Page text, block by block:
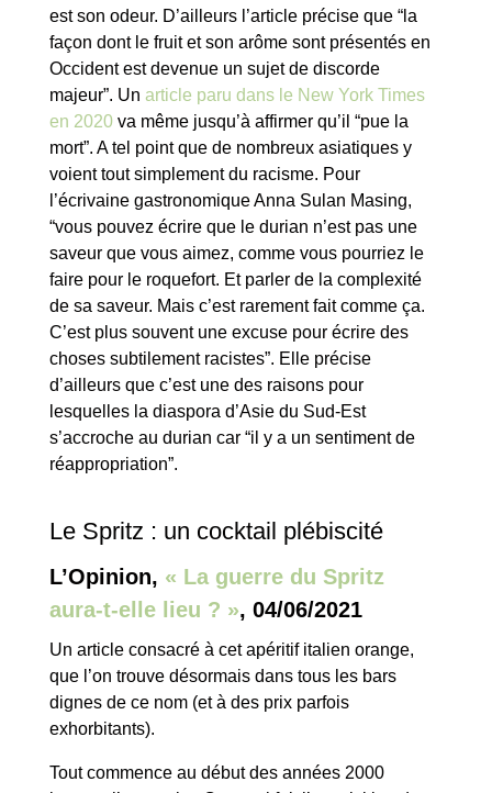
est son odeur. D’ailleurs l’article précise que “la
façon dont le fruit et son arôme sont présentés en
Occident est devenue un sujet de discorde
majeur”. Un article paru dans le New York Times
en 2020va même jusqu’à affirmer qu’il “pue la
mort”. A tel point que de nombreux asiatiques y
voient tout simplement du racisme. Pour
l’écrivaine gastronomique Anna Sulan Masing,
“vous pouvez écrire que le durian n’est pas une
saveur que vous aimez, comme vous pourriez le
faire pour le roquefort. Et parler de la complexité
de sa saveur. Mais c’est rarement fait comme ça.
C’est plus souvent une excuse pour écrire des
choses subtilement racistes”. Elle précise
d’ailleurs que c’est une des raisons pour
lesquelles la diaspora d’Asie du Sud-Est
s’accroche au durian car “il y a un sentiment de
réappropriation”.
Le Spritz : un cocktail plébiscité
L’Opinion, « La guerre du Spritz
aura-t-elle lieu ? », 04/06/2021
Un article consacré à cet apéritif italien orange,
que l’on trouve désormais dans tous les bars
dignes de ce nom (et à des prix parfois
exhorbitants).
Tout commence au début des années 2000